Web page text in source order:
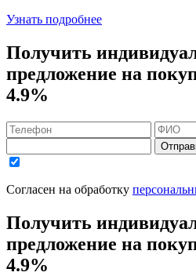
Узнать подробнее
Получить
предложение на
4.9%
Согласен на обработку
Получить
предложение на
4.9%